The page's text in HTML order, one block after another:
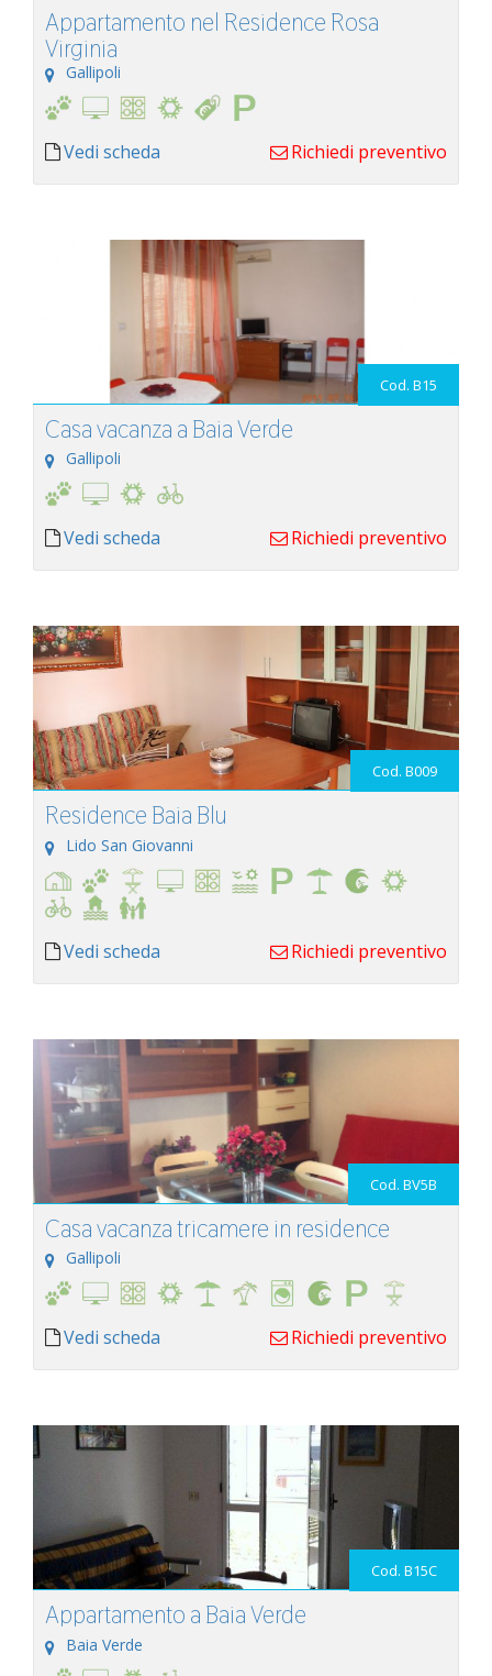
Appartamento nel Residence Rosa
Virginia
Gallipoli
Vedi scheda Richiedi preventivo
Cod. B15
Casa vacanza a Baia Verde
Gallipoli
Vedi scheda Richiedi preventivo
Cod. B009
Residence Baia Blu
Lido San Giovanni
Vedi scheda Richiedi preventivo
Cod. BV5B
Casa vacanza tricamere in residence
Gallipoli
Vedi scheda Richiedi preventivo
Cod. B15C
Appartamento a Baia Verde
Baia Verde